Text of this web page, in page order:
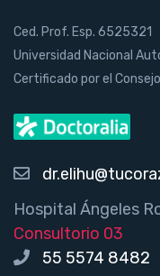
Ced. Prof. Esp. 6525321
Universidad Nacional
Certificado por el
Hospital Ángeles
Consultorio 03
55 5574 8482